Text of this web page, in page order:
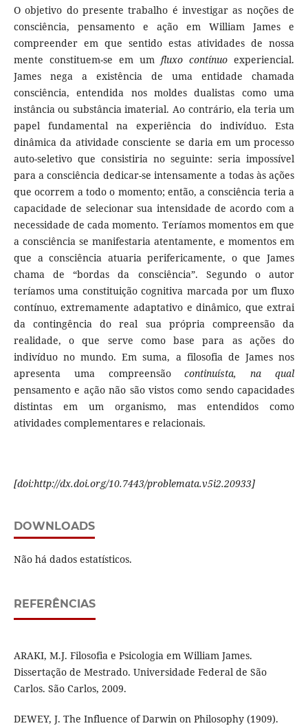
O objetivo do presente trabalho é investigar as noções de
consciência, pensamento e ação em William James e
compreender em que sentido estas atividades de nossa
mente constituem-se em umfluxo contínuo experiencial.
James nega a existência de uma entidade chamada
consciência, entendida nos moldes dualistas como uma
instância ou substância imaterial. Ao contrário, ela teria um
papel fundamental na experiência do indivíduo. Esta
dinâmica da atividade consciente se daria em um processo
auto-seletivo que consistiria no seguinte: seria impossível
para a consciência dedicar-se intensamente a todas às ações
que ocorrem a todo o momento; então, a consciência teria a
capacidade de selecionar sua intensidade de acordo com a
necessidade de cada momento. Teríamos momentos em que
a consciência se manifestaria atentamente, e momentos em
que a consciência atuaria perifericamente, o que James
chama de “bordas da consciência”. Segundo o autor
teríamos uma constituição cognitiva marcada por um fluxo
contínuo, extremamente adaptativo e dinâmico, que extrai
da contingência do real sua própria compreensão da
realidade, o que serve como base para as ações do
indivíduo no mundo. Em suma, a filosofia de James nos
apresenta uma compreensãocontinuísta, na qual
pensamento e ação não são vistos como sendo capacidades
distintas em um organismo, mas entendidos como
atividades complementares e relacionais.
[doi:http://dx.doi.org/10.7443/problemata.v5i2.20933]
DOWNLOADS
Não há dados estatísticos.
REFERÊNCIAS
ARAKI, M.J. Filosofia e Psicologia em William James.
Dissertação de Mestrado. Universidade Federal de São
Carlos. São Carlos, 2009.
DEWEY, J. The Influence of Darwin on Philosophy (1909).